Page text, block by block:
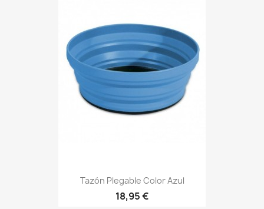
Tazón Plegable Color Azul
Precio
18,95 €